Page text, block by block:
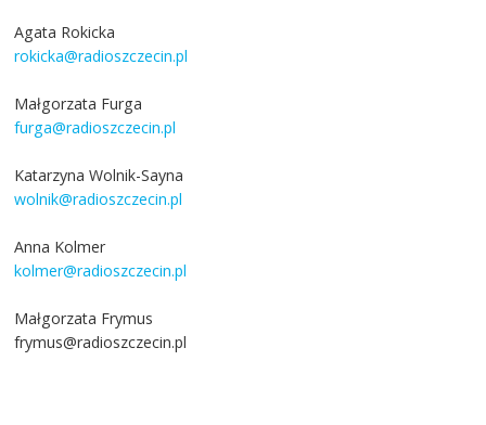
Agata Rokicka
rokicka@radioszczecin.pl
Małgorzata Furga
furga@radioszczecin.pl
Katarzyna Wolnik-Sayna
wolnik@radioszczecin.pl
Anna Kolmer
kolmer@radioszczecin.pl
Małgorzata Frymus
frymus@radioszczecin.pl